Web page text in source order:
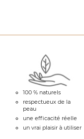
100 % naturels
respectueux de la
peau
une efficacité réelle
un vrai plaisir à utiliser